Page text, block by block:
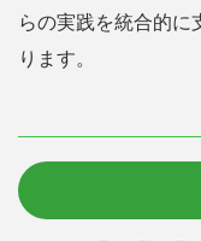
らの実践を統合的に
ります。